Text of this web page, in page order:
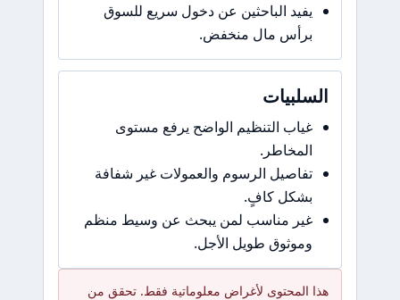
يفيد الباحثين عن دخول سريع للسوق
برأس مال منخفض.
غياب التنظيم الواضح يرفع مستوى
تفاصيل الرسوم والعمولات غير شفافة
غير مناسب لمن يبحث عن وسيط منظم
وموثوق طويل الأجل.
المحتوى لأغراض معلوماتية فقط. تحقق من